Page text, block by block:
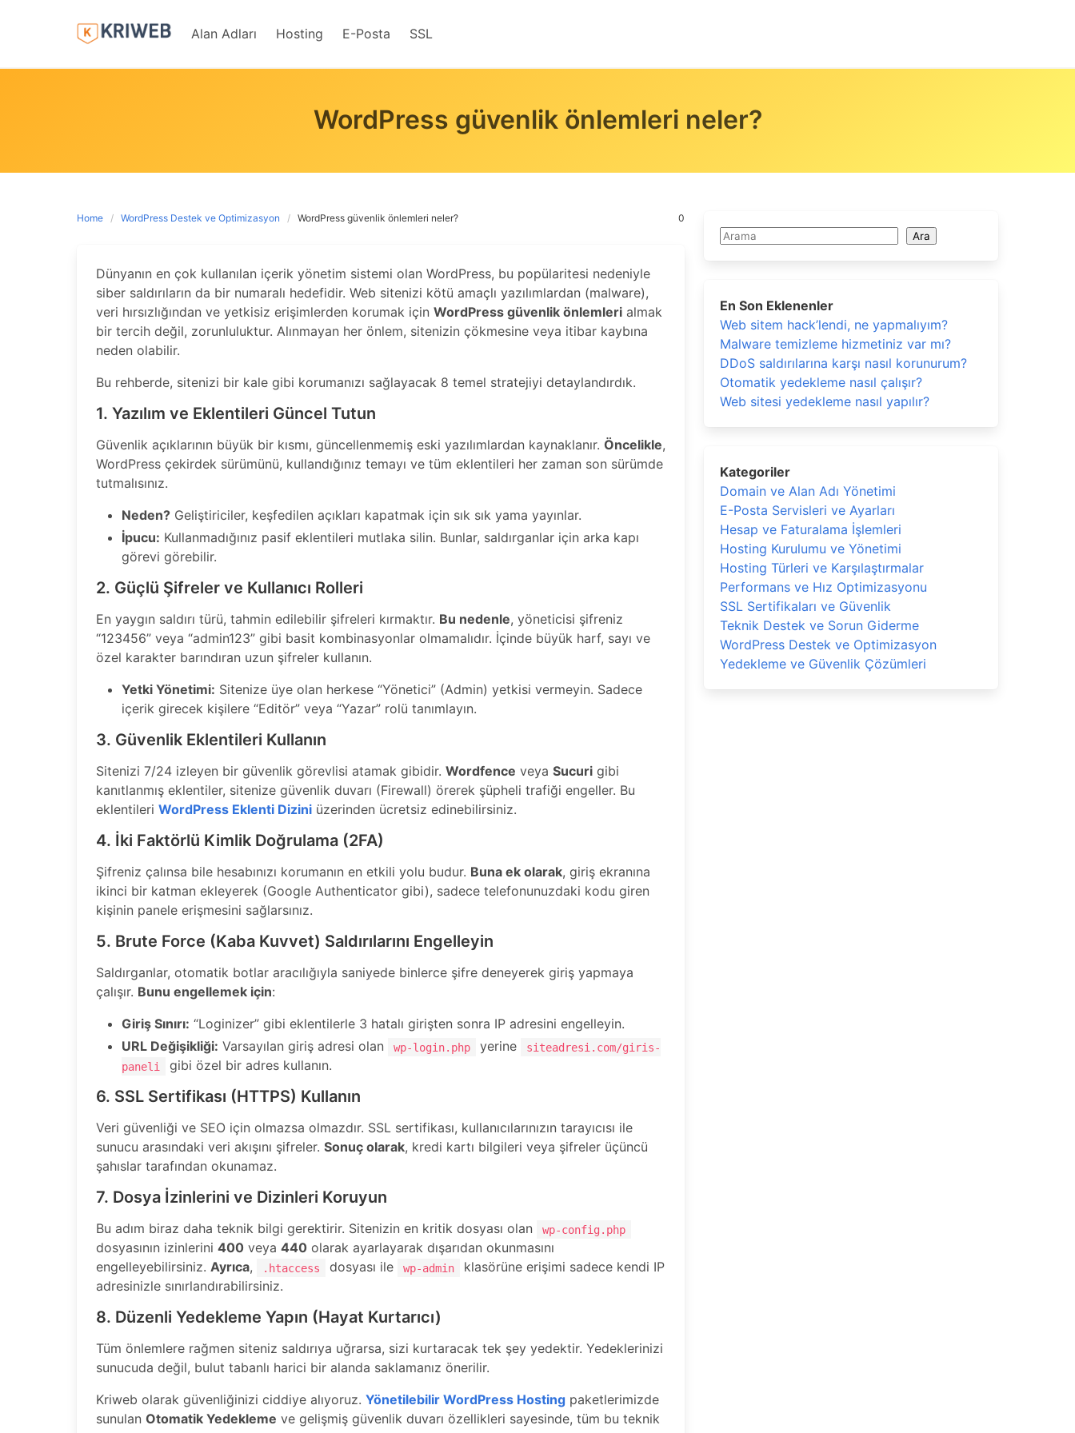
Alan Adları Hosting E-Posta SSL
WordPress güvenlik önlemleri neler?
Home WordPress Destek ve Optimizasyon WordPress güvenlik önlemleri neler? 0
Dünyanın en çok kullanılan içerik yönetim sistemi olan WordPress, bu popülaritesi nedeniyle
siber saldırıların da bir numaralı hedefidir. Web sitenizi kötü amaçlı yazılımlardan (malware),
veri hırsızlığından ve yetkisiz erişimlerden korumak için WordPress güvenlik önlemleri almak
bir tercih değil, zorunluluktur. Alınmayan her önlem, sitenizin çökmesine veya itibar kaybına
neden olabilir.
Bu rehberde, sitenizi bir kale gibi korumanızı sağlayacak 8 temel stratejiyi detaylandırdık.
1. Yazılım ve Eklentileri Güncel Tutun
Güvenlik açıklarının büyük bir kısmı, güncellenmemiş eski yazılımlardan kaynaklanır. Öncelikle,
WordPress çekirdek sürümünü, kullandığınız temayı ve tüm eklentileri her zaman son sürümde
tutmalısınız.
Neden? Geliştiriciler, keşfedilen açıkları kapatmak için sık sık yama yayınlar.
İpucu: Kullanmadığınız pasif eklentileri mutlaka silin. Bunlar, saldırganlar için arka kapı
görevi görebilir.
2. Güçlü Şifreler ve Kullanıcı Rolleri
En yaygın saldırı türü, tahmin edilebilir şifreleri kırmaktır. Bu nedenle, yöneticisi şifreniz
“123456” veya “admin123” gibi basit kombinasyonlar olmamalıdır. İçinde büyük harf, sayı ve
özel karakter barındıran uzun şifreler kullanın.
Yetki Yönetimi: Sitenize üye olan herkese “Yönetici” (Admin) yetkisi vermeyin. Sadece
içerik girecek kişilere “Editör” veya “Yazar” rolü tanımlayın.
3. Güvenlik Eklentileri Kullanın
Sitenizi 7/24 izleyen bir güvenlik görevlisi atamak gibidir. Wordfence veya Sucuri gibi
kanıtlanmış eklentiler, sitenize güvenlik duvarı (Firewall) örerek şüpheli trafiği engeller. Bu
eklentileri WordPress Eklenti Dizini üzerinden ücretsiz edinebilirsiniz.
4. İki Faktörlü Kimlik Doğrulama (2FA)
Şifreniz çalınsa bile hesabınızı korumanın en etkili yolu budur. Buna ek olarak, giriş ekranına
ikinci bir katman ekleyerek (Google Authenticator gibi), sadece telefonunuzdaki kodu giren
kişinin panele erişmesini sağlarsınız.
5. Brute Force (Kaba Kuvvet) Saldırılarını Engelleyin
Saldırganlar, otomatik botlar aracılığıyla saniyede binlerce şifre deneyerek giriş yapmaya
çalışır. Bunu engellemek için:
Giriş Sınırı: “Loginizer” gibi eklentilerle 3 hatalı girişten sonra IP adresini engelleyin.
URL Değişikliği: Varsayılan giriş adresi olan wp-login.php yerine
siteadresi.com/giris-
paneli
gibi özel bir adres kullanın.
6. SSL Sertifikası (HTTPS) Kullanın
Veri güvenliği ve SEO için olmazsa olmazdır. SSL sertifikası, kullanıcılarınızın tarayıcısı ile
sunucu arasındaki veri akışını şifreler. Sonuç olarak, kredi kartı bilgileri veya şifreler üçüncü
şahıslar tarafından okunamaz.
7. Dosya İzinlerini ve Dizinleri Koruyun
Bu adım biraz daha teknik bilgi gerektirir. Sitenizin en kritik dosyası olan wp-config.php
dosyasının izinlerini 400 veya 440 olarak ayarlayarak dışarıdan okunmasını
engelleyebilirsiniz. Ayrıca, .htaccess dosyası ile wp-admin
klasörüne erişimi sadece kendi IP
adresinizle sınırlandırabilirsiniz.
8. Düzenli Yedekleme Yapın (Hayat Kurtarıcı)
Tüm önlemlere rağmen siteniz saldırıya uğrarsa, sizi kurtaracak tek şey yedektir. Yedeklerinizi
sunucuda değil, bulut tabanlı harici bir alanda saklamanız önerilir.
Kriweb olarak güvenliğinizi ciddiye alıyoruz. Yönetilebilir WordPress Hosting paketlerimizde
sunulan Otomatik Yedekleme ve gelişmiş güvenlik duvarı özellikleri sayesinde, tüm bu teknik
Ara Ara
En Son Eklenenler
Web sitem hack’lendi, ne yapmalıyım?
Malware temizleme hizmetiniz var mı?
DDoS saldırılarına karşı nasıl korunurum?
Otomatik yedekleme nasıl çalışır?
Web sitesi yedekleme nasıl yapılır?
Kategoriler
Domain ve Alan Adı Yönetimi
E-Posta Servisleri ve Ayarları
Hesap ve Faturalama İşlemleri
Hosting Kurulumu ve Yönetimi
Hosting Türleri ve Karşılaştırmalar
Performans ve Hız Optimizasyonu
SSL Sertifikaları ve Güvenlik
Teknik Destek ve Sorun Giderme
WordPress Destek ve Optimizasyon
Yedekleme ve Güvenlik Çözümleri